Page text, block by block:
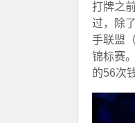
打牌之
过，除
手联盟
锦标赛
的56次